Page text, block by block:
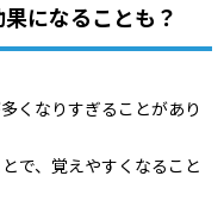
になることも？
くなりすぎることがあり
で、 覚えやすくなること